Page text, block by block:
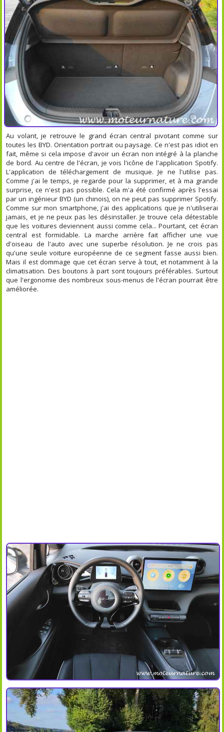
Au volant, je retrouve le grand écran central pivotant comme sur
toutes les BYD. Orientation portrait ou paysage. Ce n'est pas idiot en
fait, même si cela impose d'avoir un écran non intégré à la planche
de bord. Au centre de l'écran, je vois l'icône de l'application Spotify.
L'application de téléchargement de musique. Je ne l'utilise pas.
Comme j'ai le temps, je regarde pour la supprimer, et à ma grande
surprise, ce n'est pas possible. Cela m'a été confirmé après l'essai
par un ingénieur BYD (un chinois), on ne peut pas supprimer Spotify.
Comme sur mon smartphone, j'ai des applications que je n'utiliserai
jamais, et je ne peux pas les désinstaller. Je trouve cela détestable
que les voitures deviennent aussi comme cela... Pourtant, cet écran
central est formidable. La marche arrière fait afficher une vue
d'oiseau de l'auto avec une superbe résolution. Je ne crois pas
qu'une seule voiture européenne de ce segment fasse aussi bien.
Mais il est dommage que cet écran serve à tout, et notamment à la
climatisation. Des boutons à part sont toujours préférables. Surtout
que l'ergonomie des nombreux sous-menus de l'écran pourrait être
améliorée.